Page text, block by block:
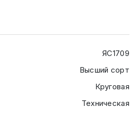
ЯС1709
Высший сорт
Круговая
Техническая